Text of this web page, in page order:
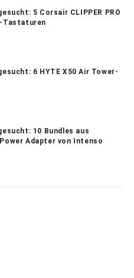
5 Corsair CLIPPER PRO
Tastaturen
6 HYTE X50 Air Tower-
10 Bundles aus
Adapter von Intenso